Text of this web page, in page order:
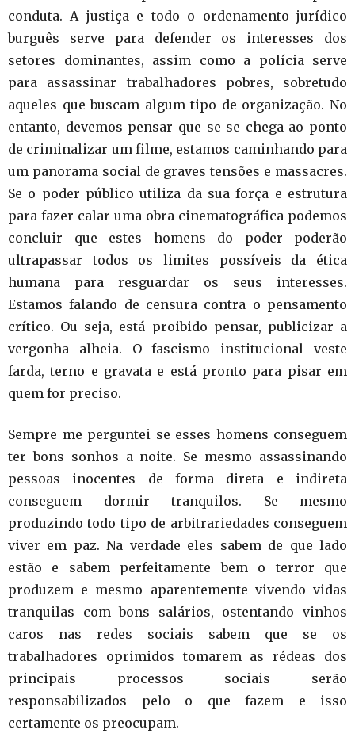
conduta. A justiça e todo o ordenamento jurídico
burguês serve para defender os interesses dos
setores dominantes, assim como a polícia serve
para assassinar trabalhadores pobres, sobretudo
aqueles que buscam algum tipo de organização. No
entanto, devemos pensar que se se chega ao ponto
de criminalizar um filme, estamos caminhando para
um panorama social de graves tensões e massacres.
Se o poder público utiliza da sua força e estrutura
para fazer calar uma obra cinematográfica podemos
concluir que estes homens do poder poderão
ultrapassar todos os limites possíveis da ética
humana para resguardar os seus interesses.
Estamos falando de censura contra o pensamento
crítico. Ou seja, está proibido pensar, publicizar a
vergonha alheia. O fascismo institucional veste
farda, terno e gravata e está pronto para pisar em
quem for preciso.
Sempre me perguntei se esses homens conseguem
ter bons sonhos a noite. Se mesmo assassinando
pessoas inocentes de forma direta e indireta
conseguem dormir tranquilos. Se mesmo
produzindo todo tipo de arbitrariedades conseguem
viver em paz. Na verdade eles sabem de que lado
estão e sabem perfeitamente bem o terror que
produzem e mesmo aparentemente vivendo vidas
tranquilas com bons salários, ostentando vinhos
caros nas redes sociais sabem que se os
trabalhadores oprimidos tomarem as rédeas dos
principais processos sociais serão
responsabilizados pelo o que fazem e isso
certamente os preocupam.